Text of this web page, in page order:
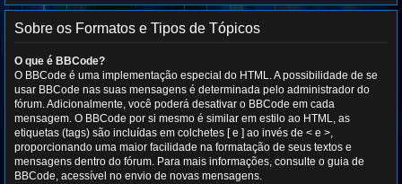
Sobre os Formatos e Tipos de Tópicos
O que é BBCode?
O BBCode é uma implementação especial do HTML. A possibilidade de se
usar BBCode nas suas mensagens é determinada pelo administrador do
fórum. Adicionalmente, você poderá desativar o BBCode em cada
mensagem. O BBCode por si mesmo é similar em estilo ao HTML, as
etiquetas (tags) são incluídas em colchetes [ e ] ao invés de < e >,
proporcionando uma maior facilidade na formatação de seus textos e
mensagens dentro do fórum. Para mais informações, consulte o guia de
BBCode, acessível no envio de novas mensagens.